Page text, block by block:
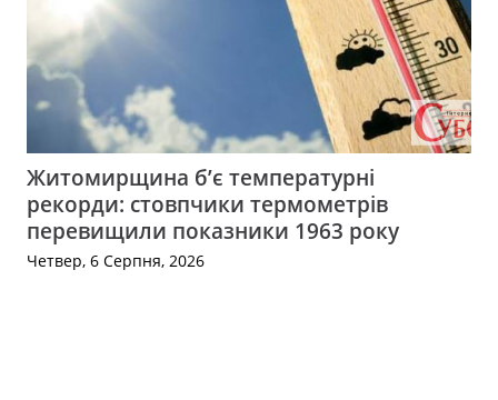
Житомирщина б’є температурні
рекорди: стовпчики термометрів
перевищили показники 1963 року
Четвер, 6 Серпня, 2026